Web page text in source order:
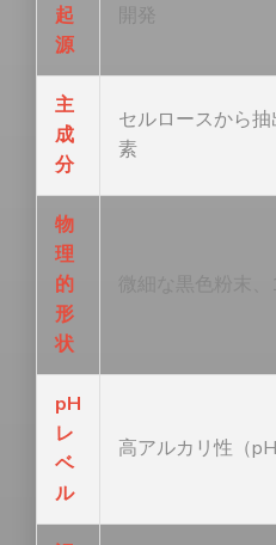
起
源
開発
主
成
分
セルロースから
素
物
理
的
形
状
pH
レ
ベ
ル
高アルカリ性（